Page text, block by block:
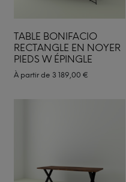
TABLE BONIFACIO
RECTANGLE EN NOYER
PIEDS W ÉPINGLE
À partir de 3 189,00 €